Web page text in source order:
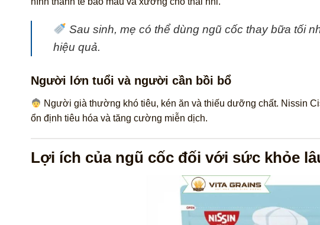
Sau sinh, mẹ có thể dùng ngũ cốc thay bữa tối
hiệu quả.
Người lớn tuổi và người cần bồi bổ
Người già thường khó tiêu, kén ăn và thiếu dưỡng chất. Nissin
ổn định tiêu hóa và tăng cường miễn dịch.
Lợi ích của ngũ cốc đối với sức khỏe